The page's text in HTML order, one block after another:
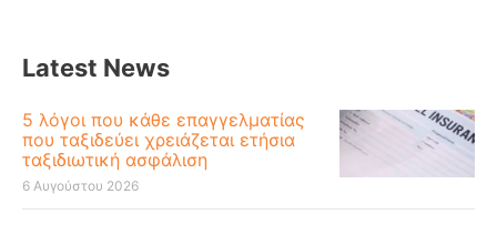
Latest News
5 λόγοι που κάθε επαγγελματίας
που ταξιδεύει χρειάζεται ετήσια
ταξιδιωτική ασφάλιση
6 Αυγούστου 2026